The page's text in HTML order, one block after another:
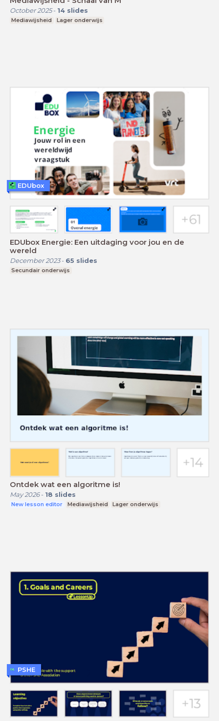
October 2025- 14 slides
Mediawijsheid Lager onderwijs
EDUbox Energie: Een uitdaging voor jou en de
wereld
December 2023- 65 slides
Secundair onderwijs
EDUbox
Ontdek wat een algoritme is!
May 2026- 18 slides
New lesson editor Mediawijsheid Lager onderwijs
PSHE